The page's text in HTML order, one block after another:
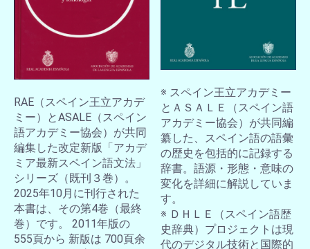
RAE（スペイン王立アカデ
ミー）とASALE（スペイン
語アカデミー協会）が共同
編集した改定新版「アカデ
ミア最新スペイン語文法」
シリーズ（既刊３巻）。
2025年10月に刊行された
本書は、その第4巻（最終
巻）です。 2011年版の
555頁から 新版は 700頁余
※ スペイン王立アカデミー
とＡＳＡＬＥ（スペイン語
アカデミー協会）が共同編
纂した、スペイン語の語彙
の歴史を包括的に記録する
辞書。語源・形態・意味の
変化を詳細に解説していま
す。
※ ＤＨＬＥ（スペイン語歴
史辞典）プロジェクトは現
代のデジタル技術と国際的